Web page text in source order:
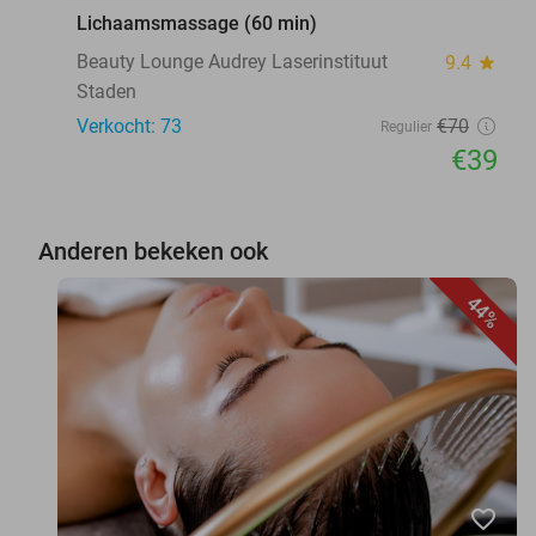
Lichaamsmassage (60 min)
Beauty Lounge Audrey Laserinstituut
9.4 star
Staden
Verkocht: 73
Regulier €70
€39
Anderen bekeken ook
44%
favorite_border